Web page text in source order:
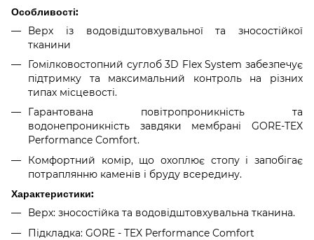
Особливості:
Верх із водовідштовхувальної та зносостійкої
тканини
Гомілковостопний суглоб 3D Flex System забезпечує
підтримку та максимальний контроль на різних
типах місцевості.
Гарантована повітропроникність та
водонепроникність завдяки мембрані GORE-TEX
Performance Comfort.
Комфортний комір, що охоплює стопу і запобігає
потраплянню каменів і бруду всередину.
Характеристики:
Верх: зносостійка та водовідштовхувальна тканина.
Підкладка: GORE - TEX Performance Comfort